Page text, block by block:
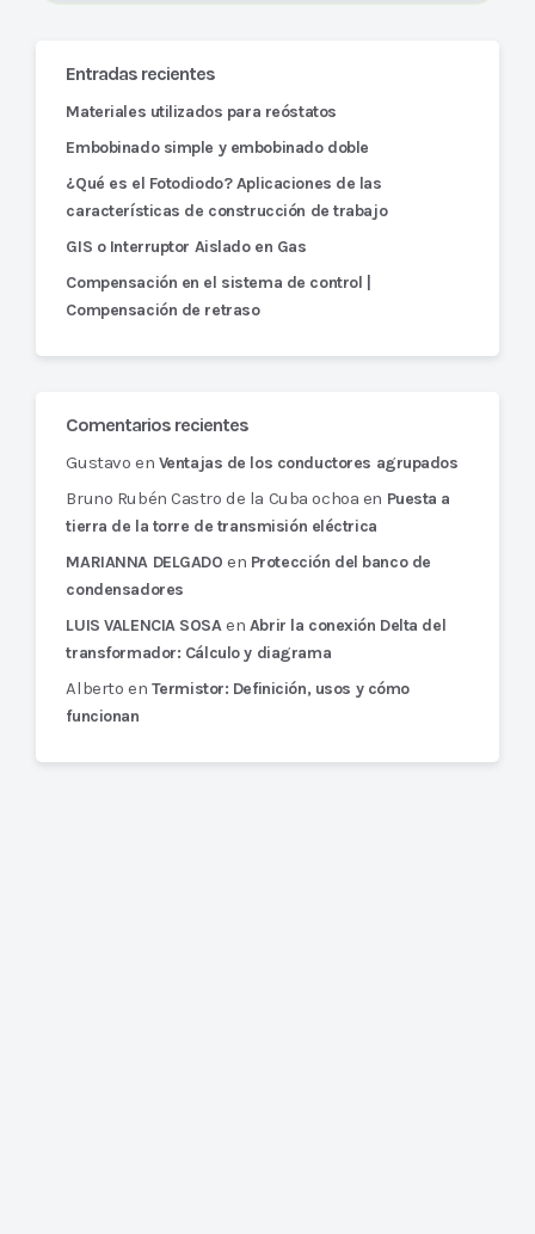
Entradas recientes
Materiales utilizados para reóstatos
Embobinado simple y embobinado doble
¿Qué es el Fotodiodo? Aplicaciones de las
características de construcción de trabajo
GIS o Interruptor Aislado en Gas
Compensación en el sistema de control |
Compensación de retraso
Comentarios recientes
Gustavo en Ventajas de los conductores agrupados
Bruno Rubén Castro de la Cuba ochoa en Puesta a
tierra de la torre de transmisión eléctrica
MARIANNA DELGADO en Protección del banco de
condensadores
LUIS VALENCIA SOSAen Abrir la conexión Delta del
transformador: Cálculo y diagrama
Alberto en Termistor: Definición, usos y cómo
funcionan